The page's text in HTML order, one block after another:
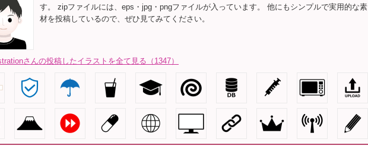
す。 zipファイルには、eps・jpg・pngファイルが入っています。 他にもシンプルで実用的な素
材を投稿しているので、ぜひ見てみてください。
さんの投稿したイラストを全て見る（1347）